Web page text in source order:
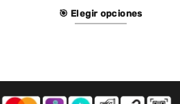
🎯 Elegir opciones
múltiples
variantes.